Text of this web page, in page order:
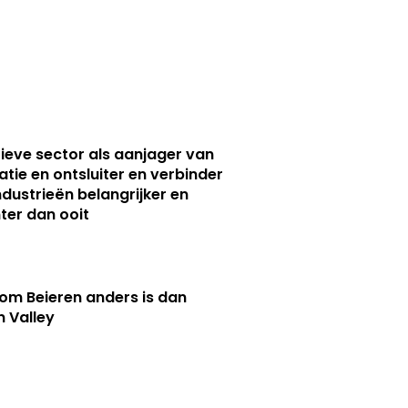
sector als aanjager van
en ontsluiter en verbinder
belangrijker en
dan ooit
Beieren anders is dan
Valley